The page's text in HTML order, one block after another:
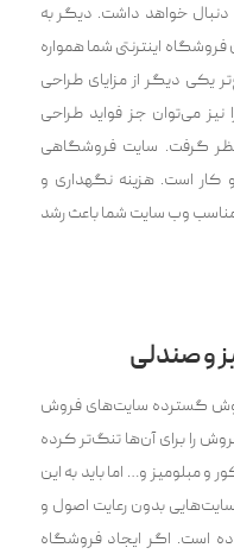
خواهد داشت. دیگر به
اینترنتی شما همواره
یکی دیگر از مزایای طراحی
می‌توان جز فواید طراحی
گرفت. سایت فروشگاهی
است. هزینه نگهداری و
مناسب وب سایت شما باعث رشد
و صندلی
گسترده سایت‌های فروش
را برای آن‌ها تنگ‌تر کرده
و مبلومیز و… اما باید به این
بدون رعایت اصول و
است. اگر ایجاد فروشگاه